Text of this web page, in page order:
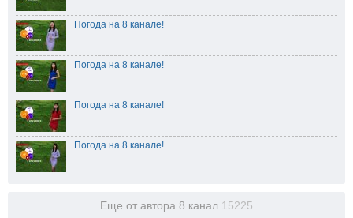
Погода на 8 канале!
Погода на 8 канале!
Погода на 8 канале!
Погода на 8 канале!
Еще от автора 8 канал 15225